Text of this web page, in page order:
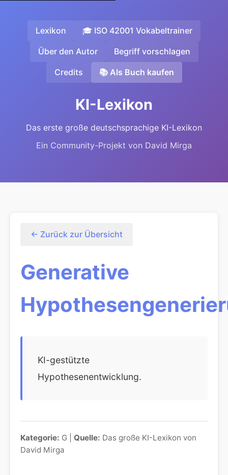
Lexikon 🎓 ISO 42001 Vokabeltrainer
Über den Autor Begriff vorschlagen
Credits 📚 Als Buch kaufen
KI-Lexikon
Das erste große deutschsprachige KI-Lexikon
Ein Community-Projekt von David Mirga
← Zurück zur Übersicht
Generative
KI-gestützte
Hypothesenentwicklung.
Kategorie: G | Quelle: Das große KI-Lexikon von
David Mirga